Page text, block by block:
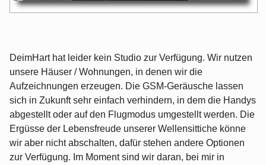
DeimHart hat leider kein Studio zur Verfügung. Wir nutzen
unsere Häuser / Wohnungen, in denen wir die
Aufzeichnungen erzeugen. Die GSM-Geräusche lassen
sich in Zukunft sehr einfach verhindern, in dem die Handys
abgestellt oder auf den Flugmodus umgestellt werden. Die
Ergüsse der Lebensfreude unserer Wellensittiche könne
wir aber nicht abschalten, dafür stehen andere Optionen
zur Verfügung. Im Moment sind wir daran, bei mir in